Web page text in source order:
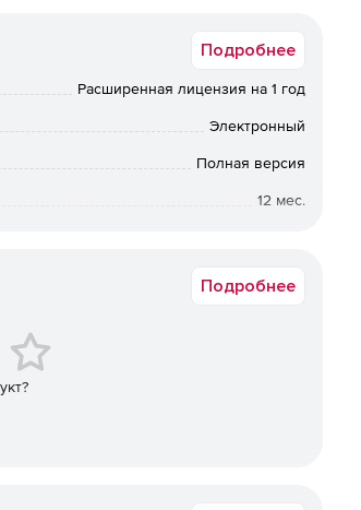
Подробнее
Расширенная лицензия на 1 год
Электронный
Полная версия
12 мес.
Подробнее